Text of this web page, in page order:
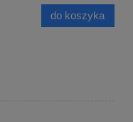
do koszyka